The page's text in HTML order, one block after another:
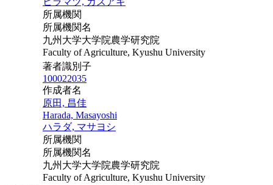
所属機関
所属機関名
九州大学大学院農学研究院
Faculty of Agriculture, Kyushu University
著者識別子
100022035
作成者名
原田, 昌佳
Harada, Masayoshi
ハラダ, マサヨシ
所属機関
所属機関名
九州大学大学院農学研究院
Faculty of Agriculture, Kyushu University